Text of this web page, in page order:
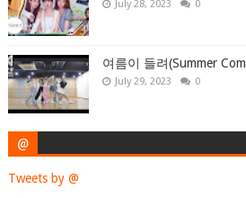
July 28, 2023 0
여름이 들려(Summer
July 29, 2023 0
@
Tweets by @